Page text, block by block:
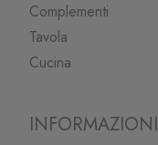
Complementi
Tavola
Cucina
INFORMAZIONI